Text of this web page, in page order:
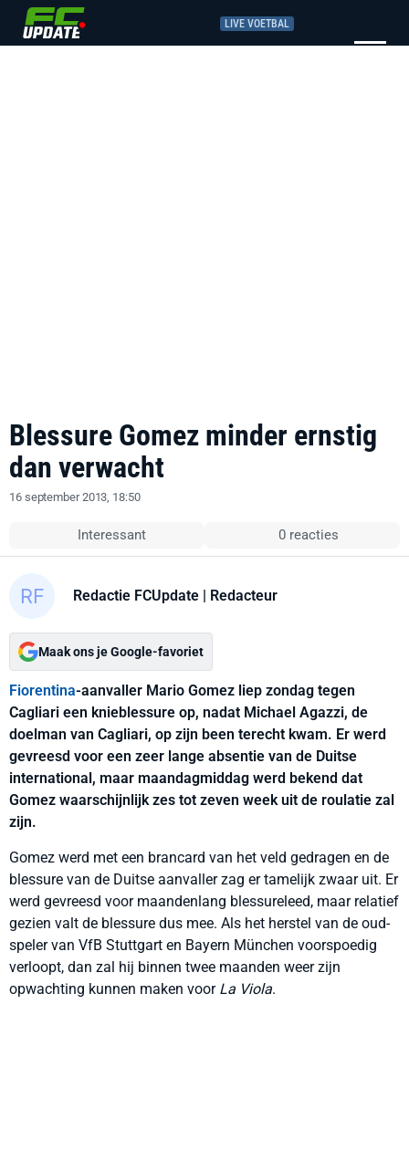
LIVE VOETBAL
Blessure Gomez minder ernstig
dan verwacht
16 september 2013, 18:50
Interessant 0 reacties
Redactie FCUpdate | Redacteur
Maak ons je Google-favoriet
Fiorentina-aanvaller Mario Gomez liep zondag tegen
Cagliari een knieblessure op, nadat Michael Agazzi, de
doelman van Cagliari, op zijn been terecht kwam. Er werd
gevreesd voor een zeer lange absentie van de Duitse
international, maar maandagmiddag werd bekend dat
Gomez waarschijnlijk zes tot zeven week uit de roulatie zal
zijn.
Gomez werd met een brancard van het veld gedragen en de
blessure van de Duitse aanvaller zag er tamelijk zwaar uit. Er
werd gevreesd voor maandenlang blessureleed, maar relatief
gezien valt de blessure dus mee. Als het herstel van de oud-
speler van VfB Stuttgart en Bayern München voorspoedig
verloopt, dan zal hij binnen twee maanden weer zijn
opwachting kunnen maken voor La Viola.